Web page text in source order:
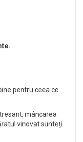
pentru ceea ce
mâncarea
vinovat sunteți